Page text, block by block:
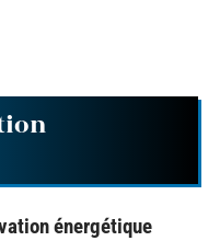
énergétique